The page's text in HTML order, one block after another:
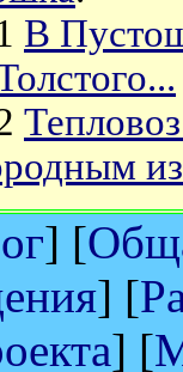
В
] [
] [
] [